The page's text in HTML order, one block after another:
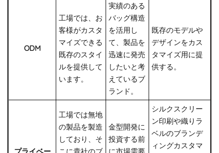
ODM
工場では、お
客様がカスタ
マイズできる
既存のスタイ
ルを提供して
います。
実績のある
バッグ構造
を活用し
て、製品を
迅速に発売
したいと考
えているブ
ランド。
既存のモデルや
デザインをカス
タマイズ用に提
供する。
工場では無地
の製品を製造
しており、そ
金型開発に
投資する前
シルクスクリー
ン印刷や織りラ
ベルのブランデ
ィングカスタマ